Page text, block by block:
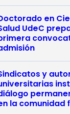
en
UdeC
y
la comunidad